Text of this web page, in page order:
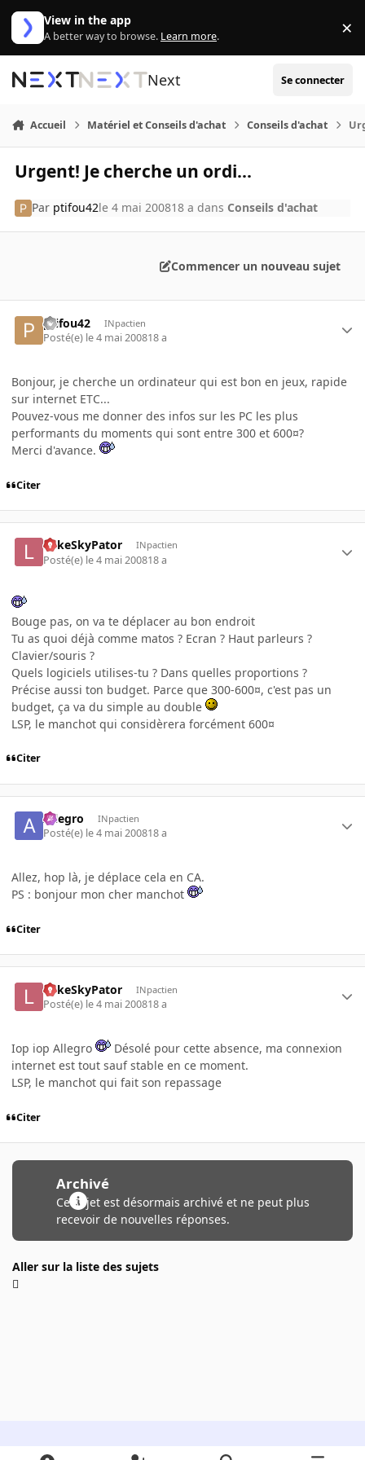
Aller au contenu
View in the app
A better way to browse. Learn more. ×
Next Se connecter
Accueil Matériel et Conseils d'achat Conseils d'achat
Urgent! Je cherche un ordi...
Par ptifou42le 4 mai 200818 a dans Conseils d'achat
Commencer un nouveau sujet
ptifou42 INpactien
Posté(e) le 4 mai 200818 a
Bonjour, je cherche un ordinateur qui est bon en jeux, rapide
sur internet ETC...
Pouvez-vous me donner des infos sur les PC les plus
performants du moments qui sont entre 300 et 600¤?
Merci d'avance.
Citer
LukeSkyPator INpactien
Posté(e) le 4 mai 200818 a
Bouge pas, on va te déplacer au bon endroit
Tu as quoi déjà comme matos ? Ecran ? Haut parleurs ?
Clavier/souris ?
Quels logiciels utilises-tu ? Dans quelles proportions ?
Précise aussi ton budget. Parce que 300-600¤, c'est pas un
budget, ça va du simple au double
LSP, le manchot qui considèrera forcément 600¤
Citer
Allegro INpactien
Posté(e) le 4 mai 200818 a
Allez, hop là, je déplace cela en CA.
PS : bonjour mon cher manchot
Citer
LukeSkyPator INpactien
Posté(e) le 4 mai 200818 a
Iop iop Allegro
Désolé pour cette absence, ma connexion
internet est tout sauf stable en ce moment.
LSP, le manchot qui fait son repassage
Citer
Archivé
Ce sujet est désormais archivé et ne peut plus
recevoir de nouvelles réponses.
Aller sur la liste des sujets